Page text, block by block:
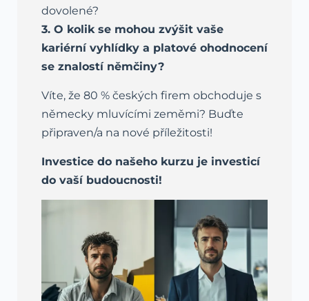
dovolené?
3. O kolik se mohou zvýšit vaše
kariérní vyhlídky a platové ohodnocení
se znalostí němčiny?
Víte, že 80 % českých firem obchoduje s
německy mluvícími zeměmi? Buďte
připraven/a na nové příležitosti!
Investice do našeho kurzu je investicí
do vaší budoucnosti!